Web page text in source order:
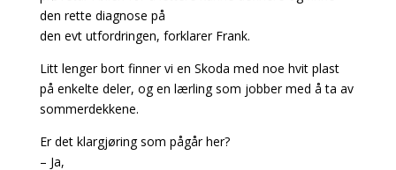
den rette diagnose på
den evt utfordringen, forklarer Frank.
Litt lenger bort finner vi en Skoda med noe hvit plast
på enkelte deler, og en lærling som jobber med å ta av
sommerdekkene.
Er det klargjøring som pågår her?
– Ja,